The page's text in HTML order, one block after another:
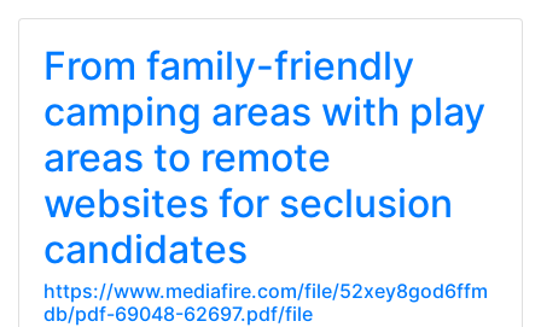
From family-friendly
camping areas with play
areas to remote
websites for seclusion
candidates
https://www.mediafire.com/file/52xey8god6ffm
db/pdf-69048-62697.pdf/file